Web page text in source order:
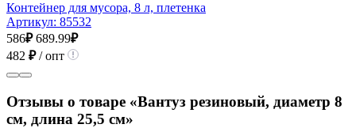
Контейнер для мусора, 8 л, плетенка
Артикул: 85532
586₽ 689.99₽
482 ₽/ опт
Отзывы о товаре «Вантуз резиновый, диаметр 8
см, длина 25,5 см»